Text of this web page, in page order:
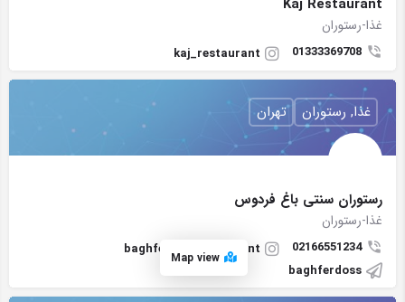
Kaj Restaurant
غذا-رستوران
01333369708
kaj_restaurant
رستوران سنتی باغ فردوس
غذا-رستوران
02166551234
baghferdos_restaurant
baghferdoss
غذا, رستوران تهران
Map view